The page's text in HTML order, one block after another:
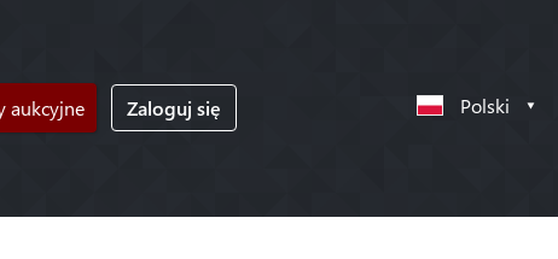
aukcyjne Zaloguj się Polski